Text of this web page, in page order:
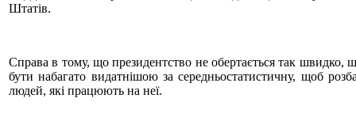
Штатів.
Справа в тому, що президентство не обертається так
бути набагато видатнішою за середньостатистичну, щоб
людей, які працюють на неї.